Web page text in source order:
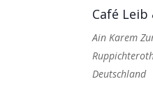
Café Leib
Ain Karem
Deutschland